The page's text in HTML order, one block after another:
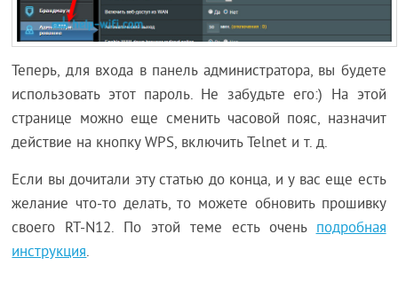
Теперь, для входа в панель администратора, вы будете
использовать этот пароль. Не забудьте его:) На этой
странице можно еще сменить часовой пояс, назначит
действие на кнопку WPS, включить Telnet и т. д.
Если вы дочитали эту статью до конца, и у вас еще есть
желание что-то делать, то можете обновить прошивку
своего RT-N12. По этой теме есть оченьподробная
инструкция.